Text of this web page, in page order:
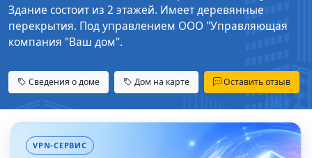
Здание состоит из 2 этажей. Имеет деревянные
перекрытия. Под управлением ООО "Управляющая
компания "Ваш дом".
Сведения о доме Дом на карте Оставить отзыв
VPN-СЕРВИС